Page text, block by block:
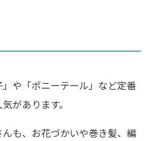
や「ポニーテール」など定番
があります。
も、お花づかいや巻き髪、編